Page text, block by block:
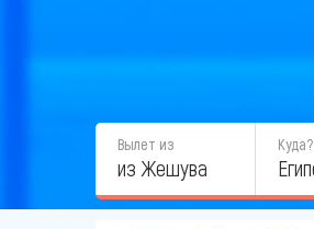
Вылет из
из Жешува
Куда?